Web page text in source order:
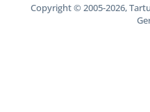
Copyright © 2005-2026,